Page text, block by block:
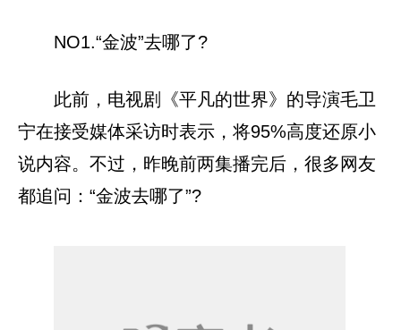
NO1.“金波”去哪了?
此前，电视剧《平凡的世界》的导演毛卫
宁在接受媒体采访时表示，将95%高度还原小
说内容。不过，昨晚前两集播完后，很多网友
都追问：“金波去哪了”?